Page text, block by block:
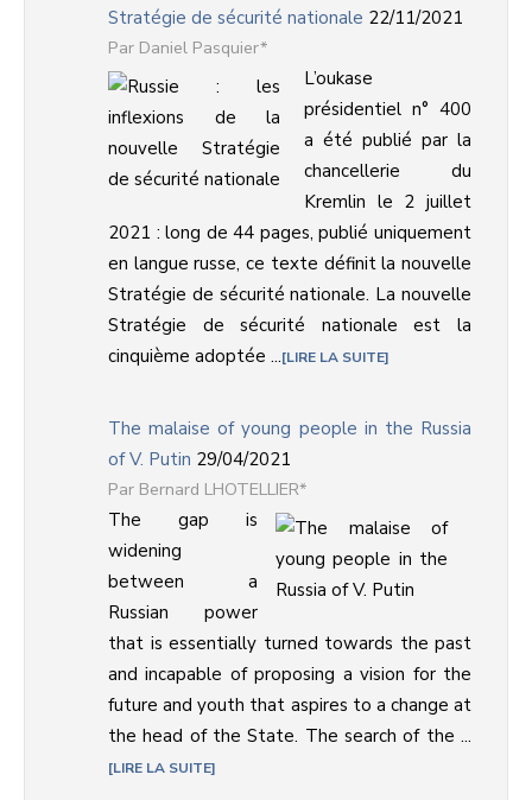
Stratégie de sécurité nationale 22/11/2021
Daniel Pasquier*
L’oukase
présidentiel n° 400
a été publié par la
chancellerie du
Kremlin le 2 juillet
2021 : long de 44 pages, publié uniquement
en langue russe, ce texte définit la nouvelle
Stratégie de sécurité nationale. La nouvelle
Stratégie de sécurité nationale est la
cinquième adoptée ... LIRE LA SUITE
The malaise of young people in the Russia
of V. Putin 29/04/2021
Bernard LHOTELLIER*
The gap is
widening
between a
Russian power
that is essentially turned towards the past
and incapable of proposing a vision for the
future and youth that aspires to a change at
the head of the State. The search of the ...
LIRE LA SUITE